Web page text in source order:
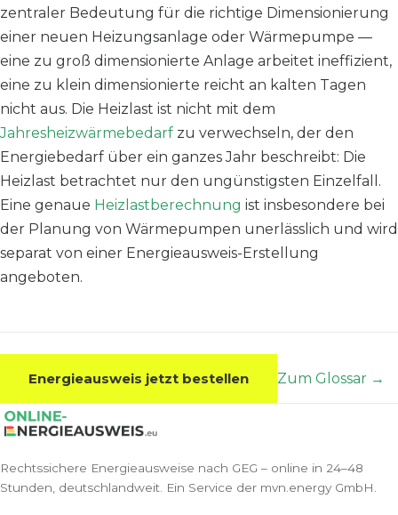
zentraler Bedeutung für die richtige Dimensionierung
einer neuen Heizungsanlage oder Wärmepumpe —
eine zu groß dimensionierte Anlage arbeitet ineffizient,
eine zu klein dimensionierte reicht an kalten Tagen
nicht aus. Die Heizlast ist nicht mit dem
Jahresheizwärmebedarf zu verwechseln, der den
Energiebedarf über ein ganzes Jahr beschreibt: Die
Heizlast betrachtet nur den ungünstigsten Einzelfall.
Eine genaue Heizlastberechnung ist insbesondere bei
der Planung von Wärmepumpen unerlässlich und wird
separat von einer Energieausweis-Erstellung
angeboten.
Energieausweis jetzt bestellen Zum Glossar →
Rechtssichere Energieausweise nach GEG – online in 24–48
Stunden, deutschlandweit. Ein Service der mvn.energy GmbH.